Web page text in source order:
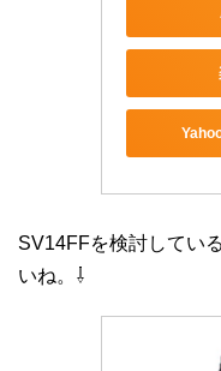
SV14FFを検討してい
いね。⇩